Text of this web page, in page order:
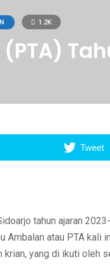
1.2K
Tweet
tahun ajaran
Ambalan atau PTA kali
yang di ikuti oleh